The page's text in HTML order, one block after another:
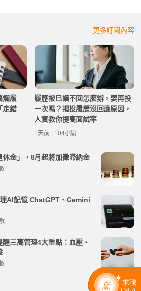
更多訂閱內容
爛履
走錯
履歷被已讀不回怎麼辦，要再投
一次嗎？揭投履歷沒回應原因，
人資教你提高面試率
1天前 | 104小編
休金」，8月起將加徵滯納金
AI記憶 ChatGPT、Gemini
三高管理4大重點：血壓、